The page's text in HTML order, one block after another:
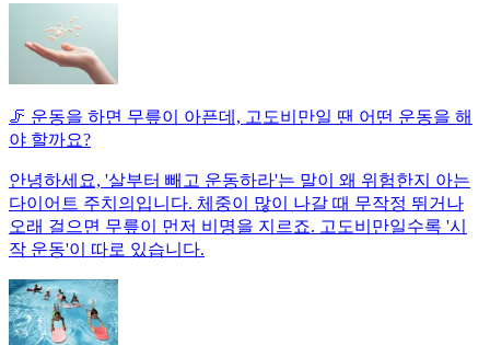
🦵 운동을 하면 무릎이 아픈데, 고도비만일 땐 어떤 운동을 해
야 할까요?
안녕하세요, '살부터 빼고 운동하라'는 말이 왜 위험한지 아는
다이어트 주치의입니다. 체중이 많이 나갈 때 무작정 뛰거나
오래 걸으면 무릎이 먼저 비명을 지르죠. 고도비만일수록 '시
작 운동'이 따로 있습니다.